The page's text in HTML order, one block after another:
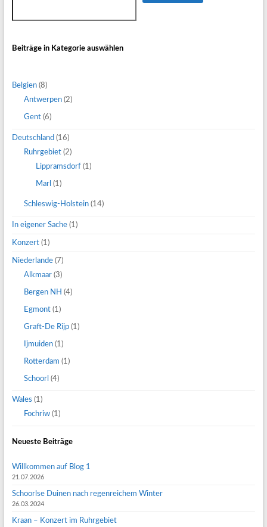
Beiträge in Kategorie auswählen
Belgien(8)
Antwerpen(2)
Gent(6)
Deutschland (16)
Ruhrgebiet(2)
Lippramsdorf(1)
Marl (1)
Schleswig-Holstein(14)
In eigener Sache(1)
Konzert(1)
Niederlande(7)
Alkmaar(3)
Bergen NH (4)
Egmont(1)
Graft-De Rijp(1)
Ijmuiden(1)
Rotterdam (1)
Schoorl (4)
Wales (1)
Fochriw(1)
Neueste Beiträge
Willkommen auf Blog 1
21.07.2026
Schoorlse Duinen nach regenreichem Winter
26.03.2024
Kraan – Konzert im Ruhrgebiet